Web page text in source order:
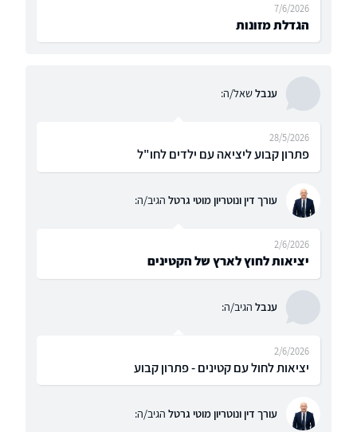
הגדלת מזונות
7/6/2026
ענבלשאל/ה:
פתרון קבוע ליציאה עם ילדים לחו"ל
28/5/2026
עורך דין ונוטריון מוטי גרטל הגיב/ה:
יציאות לחוץ לארץ של הקטינים
2/6/2026
ענבל הגיב/ה:
יציאות לחול עם קטינים - פתרון קבוע
2/6/2026
עורך דין ונוטריון מוטי גרטל הגיב/ה: